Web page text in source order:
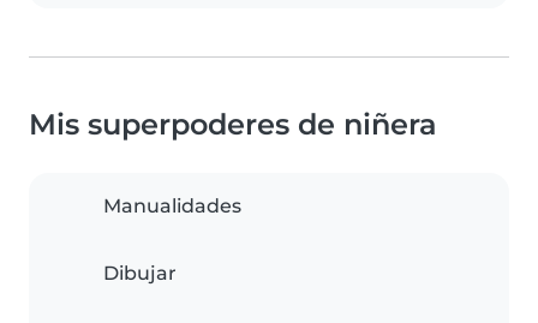
Mis superpoderes de niñera
Manualidades
Dibujar